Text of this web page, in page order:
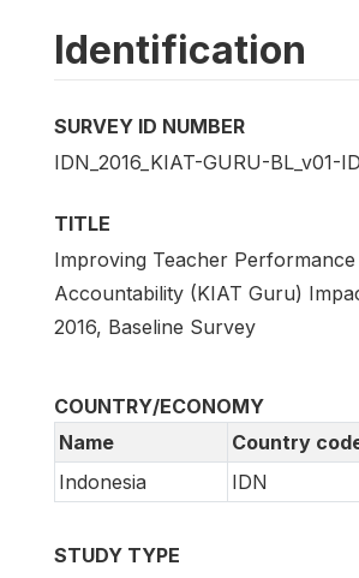
Identification
SURVEY ID NUMBER
IDN_2016_KIAT-GURU-BL_v01-
TITLE
Improving Teacher Performance
Accountability (KIAT Guru)
2016, Baseline Survey
COUNTRY/ECONOMY
Name
Country
Indonesia
IDN
STUDY TYPE